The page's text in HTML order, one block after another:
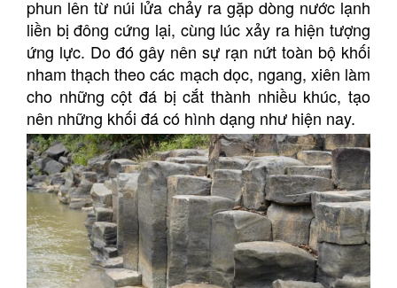
phun lên từ núi lửa chảy ra gặp dòng nước lạnh
liền bị đông cứng lại, cùng lúc xảy ra hiện tượng
ứng lực. Do đó gây nên sự rạn nứt toàn bộ khối
nham thạch theo các mạch dọc, ngang, xiên làm
cho những cột đá bị cắt thành nhiều khúc, tạo
nên những khối đá có hình dạng như hiện nay.